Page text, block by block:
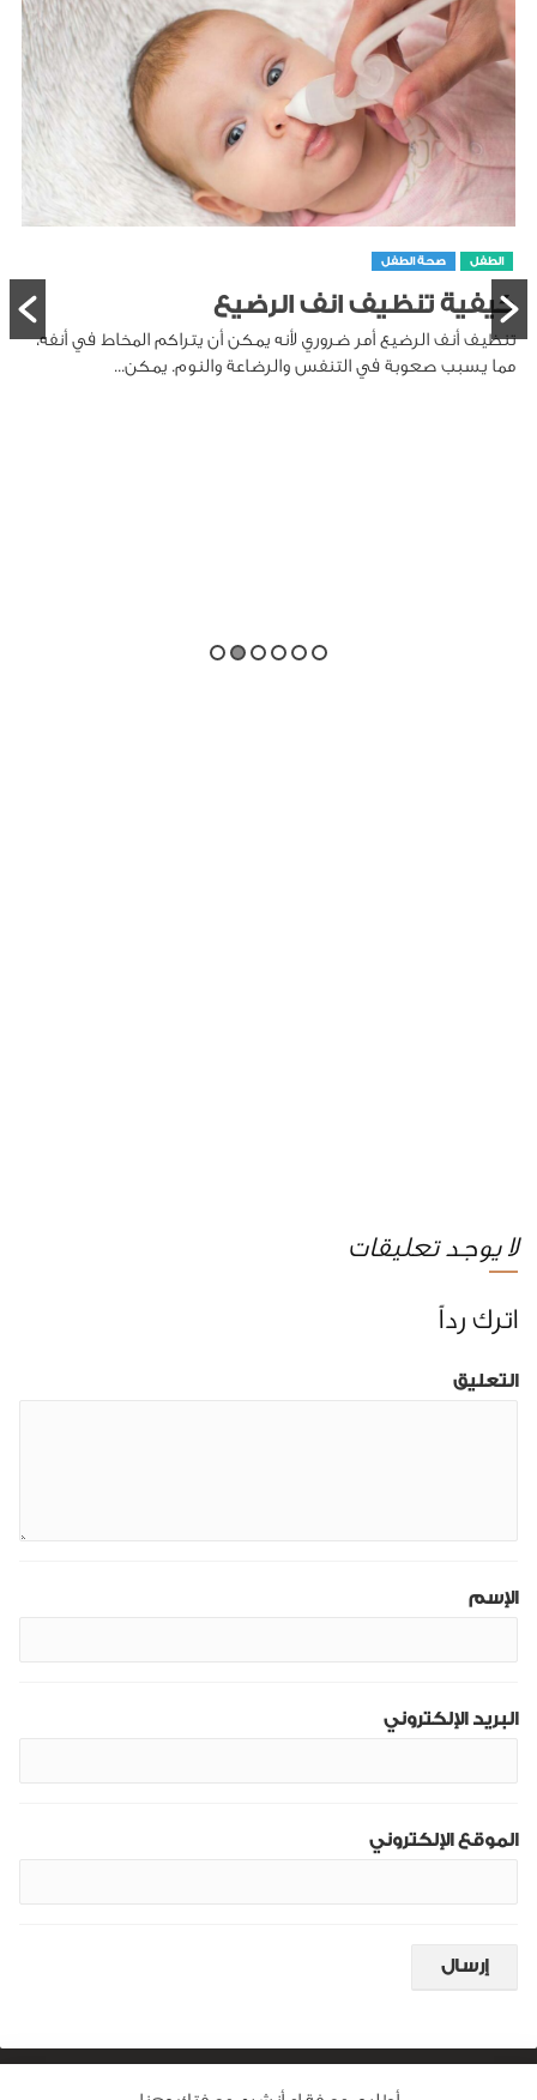
الطفل صحة الطفل
كيفية تنظيف انف الرضيع
تنظيف أنف الرضيع أمر ضروري لأنه يمكن أن يتراكم المخاط في أنفه،
مما يسبب صعوبة في التنفس والرضاعة والنوم. يمكن...
لا يوجد تعليقات
اترك رداً
التعليق
الإسم
البريد الإلكتروني
الموقع الإلكتروني